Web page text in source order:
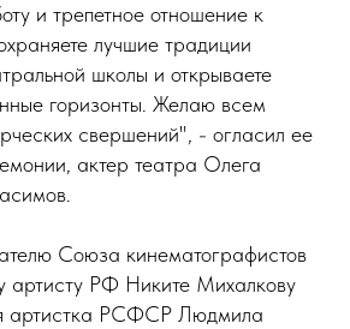
и трепетное отношение к
лучшие традиции
школы и открываете
горизонты. Желаю всем
свершений", - огласил ее
актер театра Олега
Союза кинематографистов
артисту РФ Никите Михалкову
артистка РСФСР Людмила